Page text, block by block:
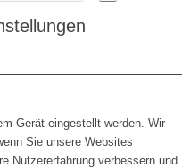
Gerät eingestellt werden. Wir
Sie unsere Websites
Nutzererfahrung verbessern und